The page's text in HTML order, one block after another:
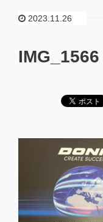
2023.11.26
IMG_1566